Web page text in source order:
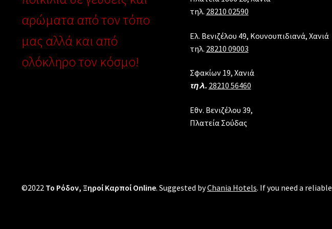
αρώματα από τον τόπο
μας αλλά και από
ολόκληρο τον κόσμο!
τηλ. 28210 02590
Ελ. Βενιζέλου 49, Κουνουπιδιανά, Χανιά
τηλ. 28210 09003
Σφακίων 19, Χανιά
τηλ. 28210 56460
Εθν. Βενιζέλου 39,
Πλατεία Σούδας
©2022 Το Ρόδον, Ξηροί Καρποί Online. Suggested byChania Hotels. If you need a reliable